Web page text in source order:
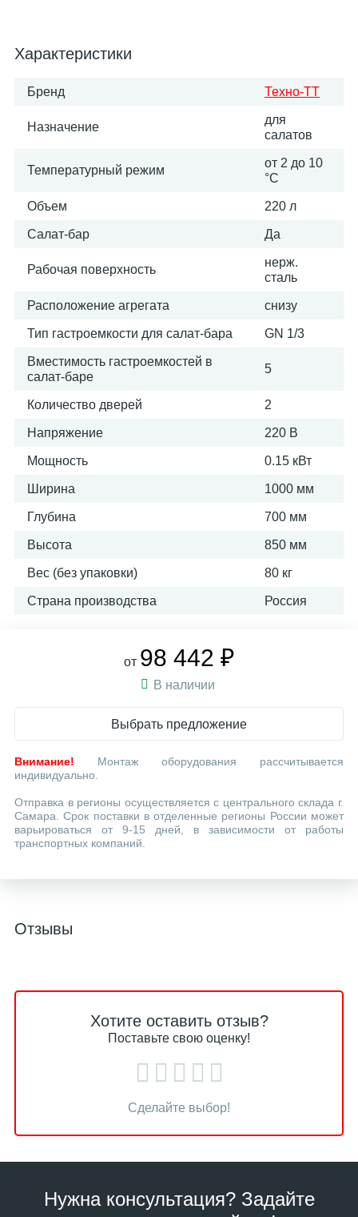
Характеристики
Бренд Техно-ТТ
Назначение
для
салатов
Температурный режим
от 2 до 10
°С
Объем 220 л
Салат-бар Да
Рабочая поверхность
нерж.
сталь
Расположение агрегата снизу
Тип гастроемкости для салат-бара GN 1/3
Вместимость гастроемкостей в
салат-баре
5
Количество дверей 2
Напряжение 220 В
Мощность 0.15 кВт
Ширина 1000 мм
Глубина 700 мм
Высота 850 мм
Вес (без упаковки) 80 кг
Страна производства Россия
от 98 442 ₽
В наличии
Выбрать предложение
Внимание! Монтаж оборудования рассчитывается
индивидуально.
Отправка в регионы осуществляется с центрального склада г.
Самара. Срок поставки в отделенные регионы России может
варьироваться от 9-15 дней, в зависимости от работы
транспортных компаний.
Отзывы
Хотите оставить отзыв?
Поставьте свою оценку!
Сделайте выбор!
Нужна консультация? Задайте